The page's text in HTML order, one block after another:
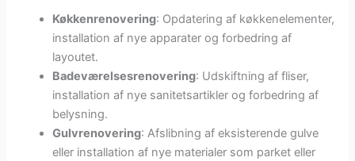
Køkkenrenovering: Opdatering af køkkenelementer,
installation af nye apparater og forbedring af
layoutet.
Badeværelsesrenovering: Udskiftning af fliser,
installation af nye sanitetsartikler og forbedring af
belysning.
Gulvrenovering: Afslibning af eksisterende gulve
eller installation af nye materialer som parket eller